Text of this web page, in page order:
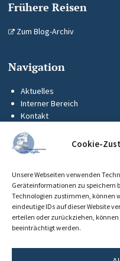
Cookie-
Unsere Webseiten verwenden
Geräteinformationen zu speichern
Technologien zustimmen, können
eindeutige IDs auf dieser Website
erteilen oder zurückziehen,
beeinträchtigt werden.
Frühere Reisen
Zum Blog-Archiv
Navigation
Aktuelles
Interner Bereich
Kontakt
KUS-Flyer
Impressum
Datenschutz
Cookie-Richtlinie (EU)